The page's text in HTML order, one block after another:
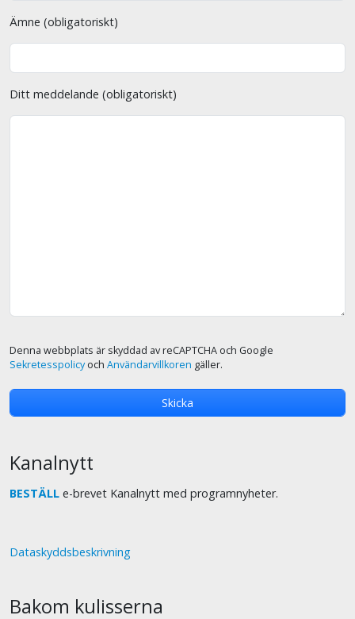
Ämne (obligatoriskt)
Ditt meddelande (obligatoriskt)
Denna webbplats är skyddad av reCAPTCHA och Google
Sekretesspolicyoch Användarvillkoren gäller.
Kanalnytt
BESTÄLL e-brevet Kanalnytt med programnyheter.
Dataskyddsbeskrivning
Bakom kulisserna